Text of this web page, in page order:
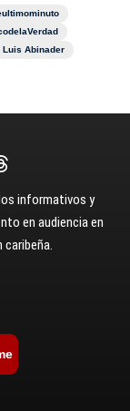
Luis Abinader
informativos y
en audiencia en